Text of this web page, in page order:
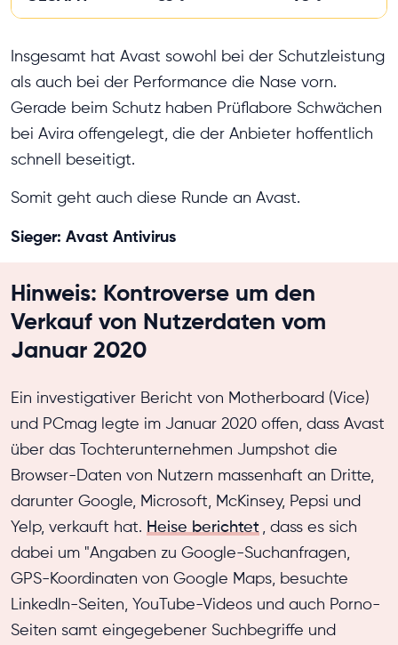
Insgesamt hat Avast sowohl bei der Schutzleistung
als auch bei der Performance die Nase vorn.
Gerade beim Schutz haben Prüflabore Schwächen
bei Avira offengelegt, die der Anbieter hoffentlich
schnell beseitigt.
Somit geht auch diese Runde an Avast.
Sieger: Avast Antivirus
Hinweis: Kontroverse um den
Verkauf von Nutzerdaten vom
Januar 2020
Ein investigativer Bericht von Motherboard (Vice)
und PCmag legte im Januar 2020 offen, dass Avast
über das Tochterunternehmen Jumpshot die
Browser-Daten von Nutzern massenhaft an Dritte,
darunter Google, Microsoft, McKinsey, Pepsi und
Yelp, verkauft hat. Heise berichtet
, dass es sich
dabei um "Angaben zu Google-Suchanfragen,
GPS-Koordinaten von Google Maps, besuchte
LinkedIn-Seiten, YouTube-Videos und auch Porno-
Seiten samt eingegebener Suchbegriffe und